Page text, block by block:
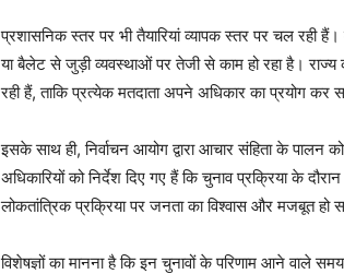
प्रशासनिक स्तर पर भी तैयारियां व्यापक स्तर पर चल रही
या बैलेट से जुड़ी व्यवस्थाओं पर तेजी से काम हो रहा है। राज्य
रही हैं, ताकि प्रत्येक मतदाता अपने अधिकार का प्रयोग कर
इसके साथ ही, निर्वाचन आयोग द्वारा आचार संहिता के पालन
अधिकारियों को निर्देश दिए गए हैं कि चुनाव प्रक्रिया के दौरान
लोकतांत्रिक प्रक्रिया पर जनता का विश्वास और मजबूत हो
विशेषज्ञों का मानना है कि इन चुनावों के परिणाम आने वाले